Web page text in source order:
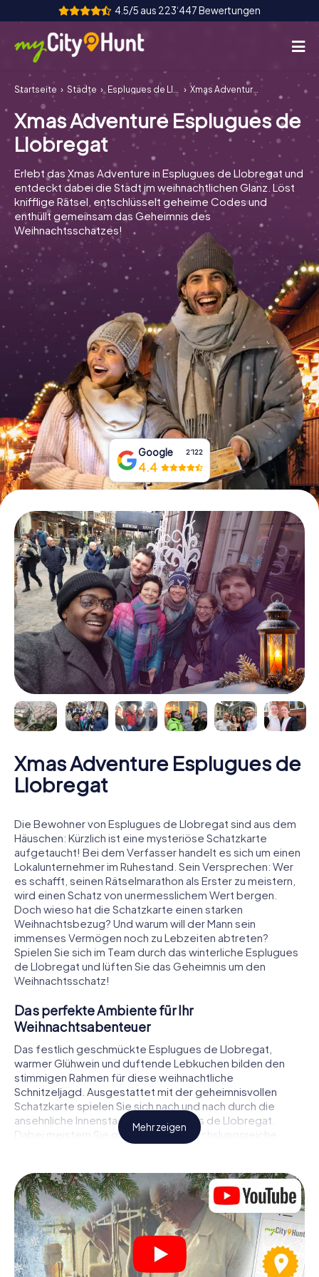
4.5/5 aus 223‘447 Bewertungen
So funktioniert's
Städte
Touren
Teamevent
Tickets
INT AT CH
ES
UK
IT
NL
Tickets buchen
Gutscheine bestellen
Startseite Städte Esplugues de Llobregat Xmas Adventure Esplugues de Llobregat
Xmas Adventure Esplugues de
Llobregat
Erlebt das Xmas Adventure in Esplugues de Llobregat und
entdeckt dabei die Stadt im weihnachtlichen Glanz. Löst
knifflige Rätsel, entschlüsselt geheime Codes und
enthüllt gemeinsam das Geheimnis des
Weihnachtsschatzes!
Google 2‘122
4.4
Xmas Adventure Esplugues de
Llobregat
Die Bewohner von Esplugues de Llobregat sind aus dem
Häuschen: Kürzlich ist eine mysteriöse Schatzkarte
aufgetaucht! Bei dem Verfasser handelt es sich um einen
Lokalunternehmer im Ruhestand. Sein Versprechen: Wer
es schafft, seinen Rätselmarathon als Erster zu meistern,
wird einen Schatz von unermesslichem Wert bergen.
Doch wieso hat die Schatzkarte einen starken
Weihnachtsbezug? Und warum will der Mann sein
immenses Vermögen noch zu Lebzeiten abtreten?
Spielen Sie sich im Team durch das winterliche Esplugues
de Llobregat und lüften Sie das Geheimnis um den
Weihnachtsschatz!
Das perfekte Ambiente für Ihr
Weihnachtsabenteuer
Das festlich geschmückte Esplugues de Llobregat,
warmer Glühwein und duftende Lebkuchen bilden den
stimmigen Rahmen für diese weihnachtliche
Schnitzeljagd. Ausgestattet mit der geheimnisvollen
Schatzkarte spielen Sie sich nach und nach durch die
ansehnliche Innenstadt von Esplugues de Llobregat.
Dabei meistern Sie gemeinsam abwechslungsreiche
Rätsel. Die Weihnachtsthematik zieht sich als roter Faden
Auf spielerische Weise erfahren Sie faszinierende
Anekdoten rund um das nahende Weihnachtsfest. Wird
es Ihnen gelingen, die Hinweise richtig zu deuten und
anderen Schatzsuchern stets einen Schritt voraus zu sein?
Der Weihnachtsmarkt von Esplugues de
Llobregat als Zwischenstopp
Mehr zeigen